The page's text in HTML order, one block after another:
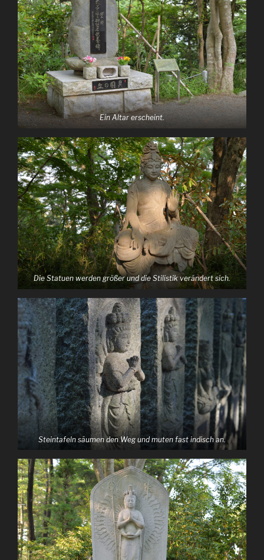
Ein Altar erscheint.
Die Statuen werden größer und die Stilistik verändert sich.
Steintafeln säumen den Weg und muten fast indisch an.